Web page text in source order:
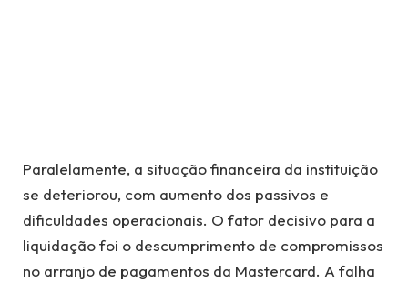
Paralelamente, a situação financeira da instituição
se deteriorou, com aumento dos passivos e
dificuldades operacionais. O fator decisivo para a
liquidação foi o descumprimento de compromissos
no arranjo de pagamentos da Mastercard. A falha